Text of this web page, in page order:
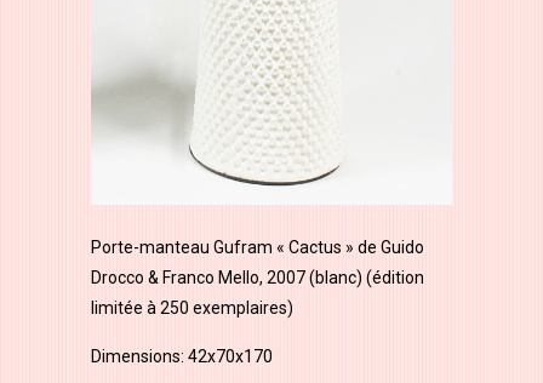
Porte-manteau Gufram « Cactus » de Guido
Drocco & Franco Mello, 2007 (blanc) (édition
limitée à 250 exemplaires)
Dimensions: 42x70x170